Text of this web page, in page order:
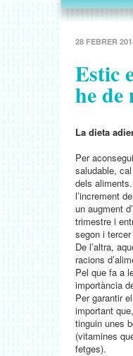
28 FEBRER
Estic
he de
La dieta
Per
saludable,
dels
l’increment
un augment
trimestre i
segon i
De l’altra,
racions
Pel que fa a
importància
Per garantir
important
tinguin unes
(vitamines
fetges).